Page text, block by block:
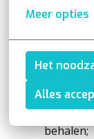
Meer opties
Het
Alles
Ook
Je staat
hiet
Alsook
behalen;